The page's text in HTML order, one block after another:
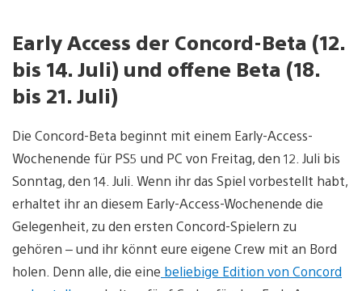
Early Access der Concord-Beta (12.
bis 14. Juli) und offene Beta (18.
bis 21. Juli)
Die Concord-Beta beginnt mit einem Early-Access-
Wochenende für PS5 und PC von Freitag, den 12. Juli bis
Sonntag, den 14. Juli. Wenn ihr das Spiel vorbestellt habt,
erhaltet ihr an diesem Early-Access-Wochenende die
Gelegenheit, zu den ersten Concord-Spielern zu
gehören – und ihr könnt eure eigene Crew mit an Bord
holen. Denn alle, die eine beliebige Edition von Concord